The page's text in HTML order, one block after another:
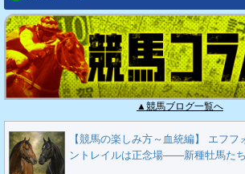
▲競馬ブログ一覧へ
【競馬の楽しみ方～血統編】 エフフ
ントレイルは正念場――新種牡馬た